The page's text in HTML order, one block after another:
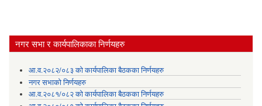
नगर सभा र कार्यपालिकाका निर्णयहरु
आ.व.२०८२/०८३ को कार्यपालिका बैठकका निर्णयहरु
नगर सभाको निर्णयहरु
आ.व.२०८१/०८२ को कार्यपालिका बैठकका निर्णयहरु